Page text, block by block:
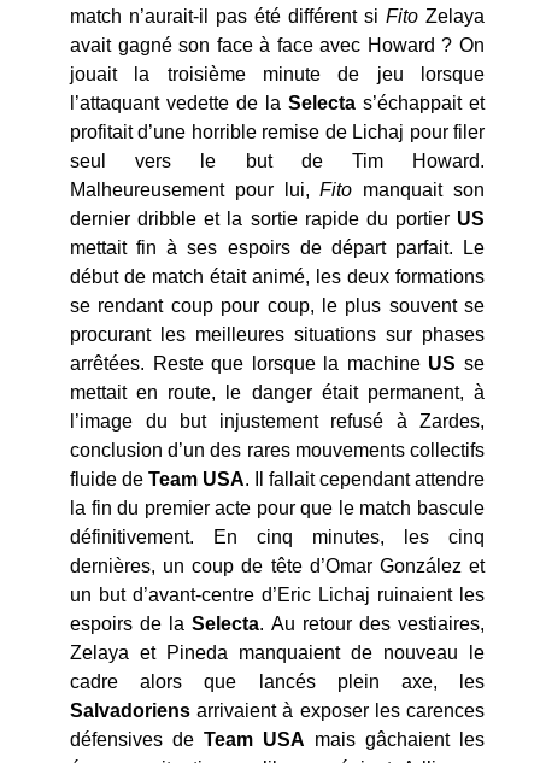
match n’aurait-il pas été différent si Fito Zelaya
avait gagné son face à face avec Howard ? On
jouait la troisième minute de jeu lorsque
l’attaquant vedette de la Selecta s’échappait et
profitait d’une horrible remise de Lichaj pour filer
seul vers le but de Tim Howard.
Malheureusement pour lui,Fito manquait son
dernier dribble et la sortie rapide du portier US
mettait fin à ses espoirs de départ parfait. Le
début de match était animé, les deux formations
se rendant coup pour coup, le plus souvent se
procurant les meilleures situations sur phases
arrêtées. Reste que lorsque la machine US se
mettait en route, le danger était permanent, à
l’image du but injustement refusé à Zardes,
conclusion d’un des rares mouvements collectifs
fluide de Team USA. Il fallait cependant attendre
la fin du premier acte pour que le match bascule
définitivement. En cinq minutes, les cinq
dernières, un coup de tête d’Omar González et
un but d’avant-centre d’Eric Lichaj ruinaient les
espoirs de laSelecta. Au retour des vestiaires,
Zelaya et Pineda manquaient de nouveau le
cadre alors que lancés plein axe, les
Salvadoriens arrivaient à exposer les carences
défensives de Team USA mais gâchaient les